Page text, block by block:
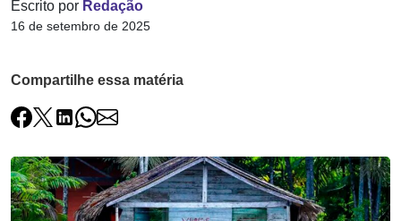
Escrito por Redação
16 de setembro de 2025
Compartilhe essa matéria